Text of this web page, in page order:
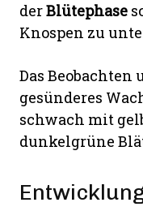
derBlütephase
Knospen zu
Das
gesünderes
schwach mit
dunkelgrüne